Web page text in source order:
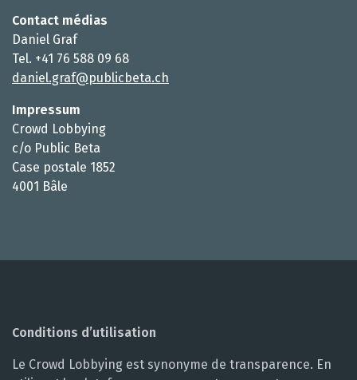
Contact médias
Daniel Graf
Tel. +41 76 588 09 68
daniel.graf@publicbeta.ch
Impressum
Crowd Lobbying
c/o Public Beta
Case postale 1852
4001 Bâle
Conditions d’utilisation
Le Crowd Lobbying est synonyme de transparence. En